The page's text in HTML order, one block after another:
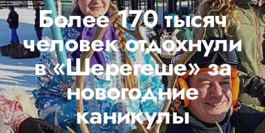
Более 170 тысяч
человек отдохнули
в «Шерегеше» за
новогодние
каникулы